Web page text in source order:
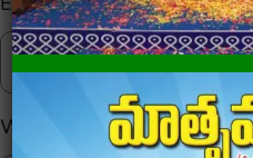
Website